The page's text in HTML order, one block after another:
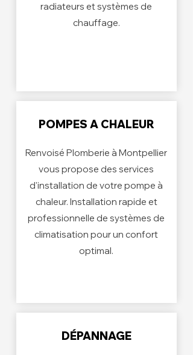
radiateurs et systèmes de
chauffage.
POMPES A CHALEUR
Renvoisé Plomberie à Montpellier
vous propose des services
d'installation de votre pompe à
chaleur. Installation rapide et
professionnelle de systèmes de
climatisation pour un confort
optimal.
DÉPANNAGE